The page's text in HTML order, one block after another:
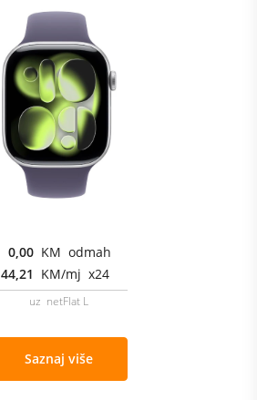
0,00 KM odmah
44,21 KM/mj x24
uz netFlat L
Saznaj više